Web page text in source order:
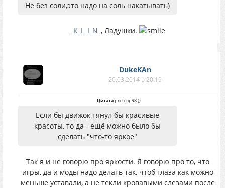
Не без соли,это надо на соль накатывать)
_K_L_I_N_ , Ладушки.
DukeKAn
20.03.2014 в 20:19
Цитатаprototip98()
Если бы движок тянул бы красивые
красоты, то да - ещё можно было бы
сделать "что-то яркое"
Так я и не говорю про яркости. Я говорю про то, что
игры, да и моды надо делать так, чтоб глаза как можно
меньше уставали, а не текли кровавыми слезами после